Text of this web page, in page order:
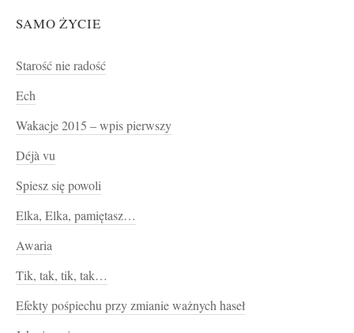
SAMO ŻYCIE
Starość nie radość
Ech
Wakacje 2015 – wpis pierwszy
Déjà vu
Spiesz się powoli
Elka, Elka, pamiętasz…
Awaria
Tik, tak, tik, tak…
Efekty pośpiechu przy zmianie ważnych haseł